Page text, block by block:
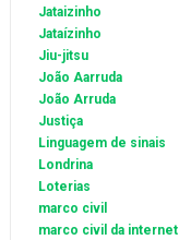
Jataizinho
Jataízinho
Jiu-jitsu
João Aarruda
João Arruda
Justiça
Linguagem de sinais
Londrina
Loterias
marco civil
marco civil da internet